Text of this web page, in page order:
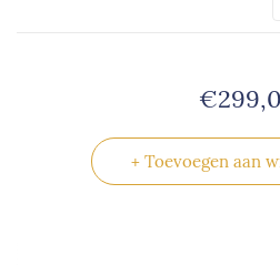
+ Toevoegen aan